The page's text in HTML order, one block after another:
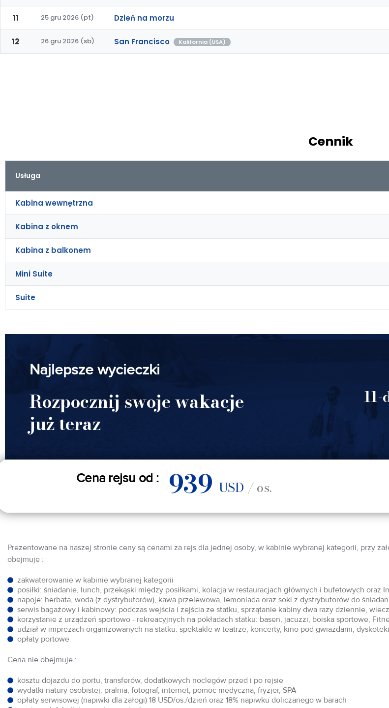
11 25 gru 2026 (pt) Dzień na morzu
12 26 gru 2026 (sb) San Francisco Kalifornia (USA)
Cennik
Usługa
Kabina wewnętrzna
Kabina z oknem
Kabina z balkonem
Mini Suite
Suite
Najlepsze wycieczki
Rozpocznij swoje wakacje
już teraz
Cena rejsu od : 939 USD / os.
Prezentowane na naszej stronie ceny są cenami za rejs dla jednej osoby, w kabinie wybranej kategorii, przy
obejmuje :
zakwaterowanie w kabinie wybranej kategorii
posiłki: śniadanie, lunch, przekąski między posiłkami, kolacja w restauracjach głównych i bufetowych oraz
napoje: herbata, woda (z dystrybutorów), kawa przelewowa, lemoniada oraz soki z dystrybutorów do
serwis bagażowy i kabinowy: podczas wejścia i zejścia ze statku, sprzątanie kabiny dwa razy dziennie,
korzystanie z urządzeń sportowo - rekreacyjnych na pokładach statku: basen, jacuzzi, boiska sportowe,
udział w imprezach organizowanych na statku: spektakle w teatrze, koncerty, kino pod gwiazdami,
opłaty portowe
Cena nie obejmuje :
kosztu dojazdu do portu, transferów, dodatkowych noclegów przed i po rejsie
wydatki natury osobistej: pralnia, fotograf, internet, pomoc medyczna, fryzjer, SPA
opłaty serwisowej (napiwki dla załogi) 18 USD/os./dzień oraz 18% napiwku doliczanego w barach